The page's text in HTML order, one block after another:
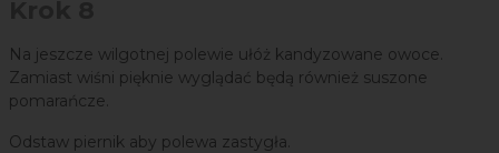
Na jeszcze wilgotnej polewie ułóż kandyzowane owoce.
Zamiast wiśni pięknie wyglądać będą również suszone
pomarańcze.
Odstaw piernik aby polewa zastygła.